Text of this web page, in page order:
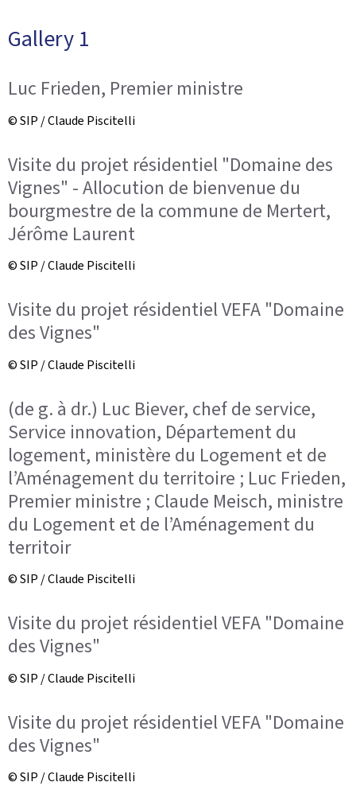
Gallery 1
Luc Frieden, Premier ministre
© SIP / Claude Piscitelli
Visite du projet résidentiel "Domaine des
Vignes" - Allocution de bienvenue du
bourgmestre de la commune de Mertert,
Jérôme Laurent
© SIP / Claude Piscitelli
Visite du projet résidentiel VEFA "Domaine
des Vignes"
© SIP / Claude Piscitelli
(de g. à dr.) Luc Biever, chef de service,
Service innovation, Département du
logement, ministère du Logement et de
l’Aménagement du territoire ; Luc Frieden,
Premier ministre ; Claude Meisch, ministre
du Logement et de l’Aménagement du
territoir
© SIP / Claude Piscitelli
Visite du projet résidentiel VEFA "Domaine
des Vignes"
© SIP / Claude Piscitelli
Visite du projet résidentiel VEFA "Domaine
des Vignes"
© SIP / Claude Piscitelli